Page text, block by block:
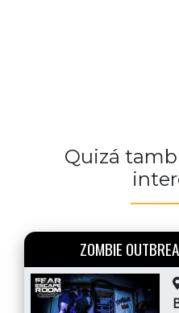
Quizá
ZOMBIE